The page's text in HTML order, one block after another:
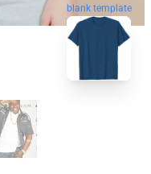
blank template